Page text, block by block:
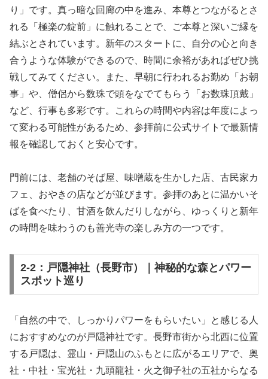
り」です。真っ暗な回廊の中を進み、本尊とつながるとさ
れる「極楽の錠前」に触れることで、ご本尊と深いご縁を
結ぶとされています。新年のスタートに、自分の心と向き
合うような体験ができるので、時間に余裕があればぜひ挑
戦してみてください。また、早朝に行われるお勤め「お朝
事」や、僧侶から数珠で頭をなでてもらう「お数珠頂戴」
など、行事も多彩です。これらの時間や内容は年度によっ
て変わる可能性があるため、参拝前に公式サイトで最新情
報を確認しておくと安心です。
門前には、老舗のそば屋、味噌蔵を生かした店、古民家カ
フェ、おやきの店などが並びます。参拝のあとに温かいそ
ばを食べたり、甘酒を飲んだりしながら、ゆっくりと新年
の時間を味わうのも善光寺の楽しみ方の一つです。
2-2：戸隠神社（長野市）｜神秘的な森とパワー
スポット巡り
「自然の中で、しっかりパワーをもらいたい」と感じる人
におすすめなのが戸隠神社です。長野市街から北西に位置
する戸隠は、霊山・戸隠山のふもとに広がるエリアで、奥
社・中社・宝光社・九頭龍社・火之御子社の五社からなる